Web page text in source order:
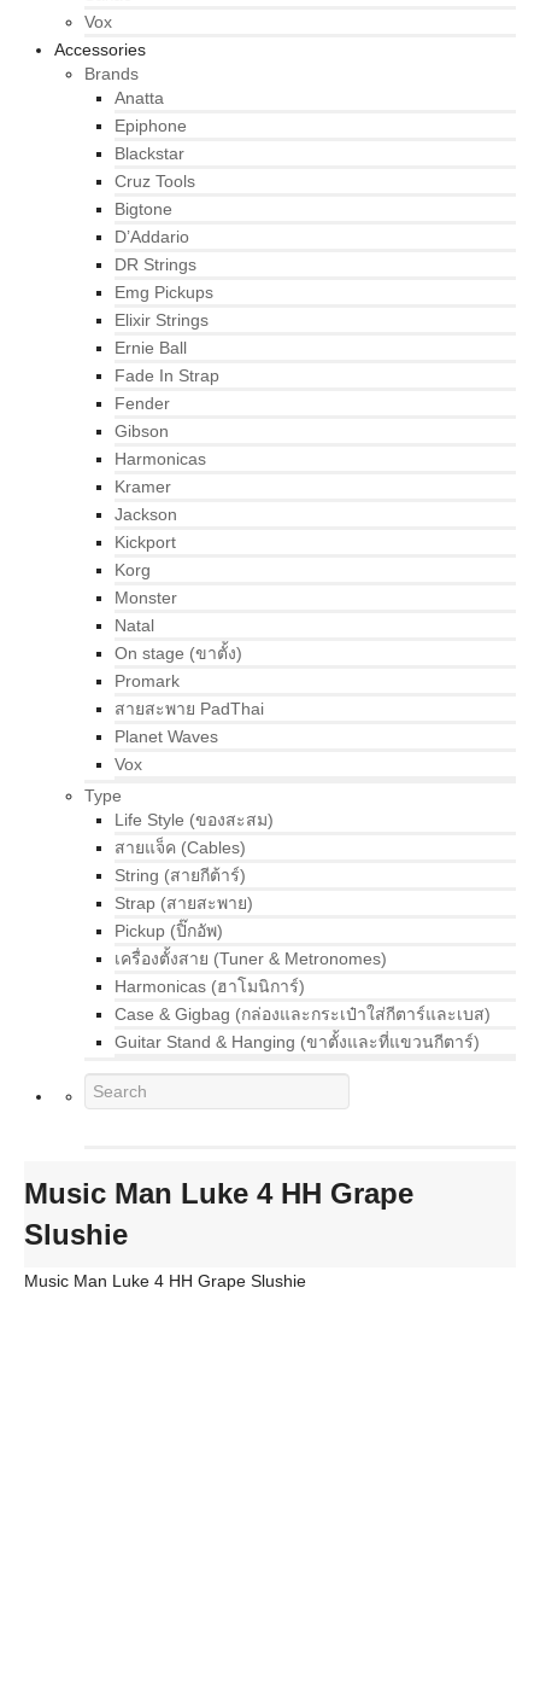
Vox
Accessories
Brands
Anatta
Epiphone
Blackstar
Cruz Tools
Bigtone
D’Addario
DR Strings
Emg Pickups
Elixir Strings
Ernie Ball
Fade In Strap
Fender
Gibson
Harmonicas
Kramer
Jackson
Kickport
Korg
Monster
Natal
On stage (ขาตั้ง)
Promark
สายสะพาย PadThai
Planet Waves
Vox
Type
Life Style (ของสะสม)
สายแจ็ค (Cables)
String (สายกีต้าร์)
Strap (สายสะพาย)
Pickup (ปิ๊กอัพ)
เครื่องตั้งสาย (Tuner & Metronomes)
Harmonicas (ฮาโมนิการ์)
Case & Gigbag (กล่องและกระเป๋าใส่กีตาร์และเบส)
Guitar Stand & Hanging (ขาตั้งและที่แขวนกีตาร์)
Music Man Luke 4 HH Grape
Slushie
Music Man Luke 4 HH Grape Slushie